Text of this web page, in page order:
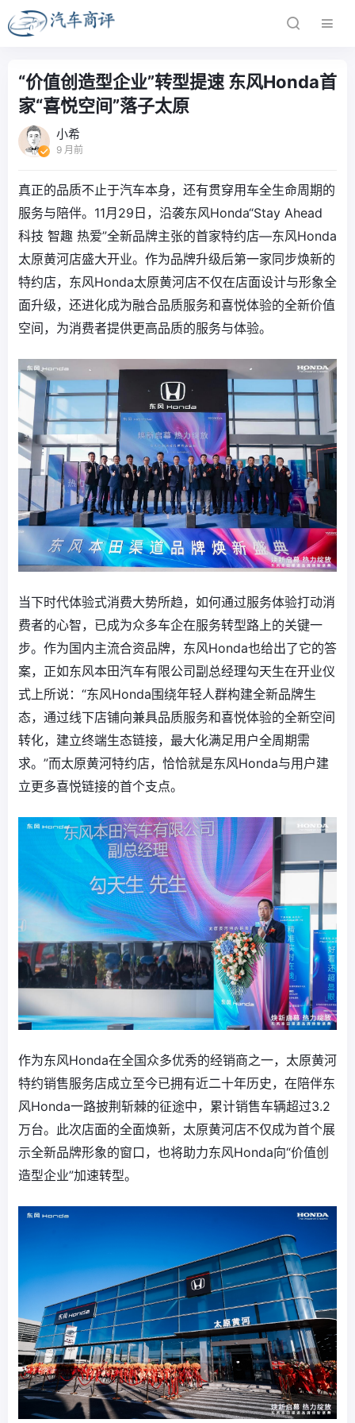
“价值创造型企业”转型提速 东风Honda首
家“喜悦空间”落子太原
小希
9 月前
真正的品质不止于汽车本身，还有贯穿用车全生命周期的
服务与陪伴。11月29日，沿袭东风Honda“Stay Ahead
科技 智趣 热爱”全新品牌主张的首家特约店—东风Honda
太原黄河店盛大开业。作为品牌升级后第一家同步焕新的
特约店，东风Honda太原黄河店不仅在店面设计与形象全
面升级，还进化成为融合品质服务和喜悦体验的全新价值
空间，为消费者提供更高品质的服务与体验。
当下时代体验式消费大势所趋，如何通过服务体验打动消
费者的心智，已成为众多车企在服务转型路上的关键一
步。作为国内主流合资品牌，东风Honda也给出了它的答
案，正如东风本田汽车有限公司副总经理勾天生在开业仪
式上所说：“东风Honda围绕年轻人群构建全新品牌生
态，通过线下店铺向兼具品质服务和喜悦体验的全新空间
转化，建立终端生态链接，最大化满足用户全周期需
求。”而太原黄河特约店，恰恰就是东风Honda与用户建
立更多喜悦链接的首个支点。
作为东风Honda在全国众多优秀的经销商之一，太原黄河
特约销售服务店成立至今已拥有近二十年历史，在陪伴东
风Honda一路披荆斩棘的征途中，累计销售车辆超过3.2
万台。此次店面的全面焕新，太原黄河店不仅成为首个展
示全新品牌形象的窗口，也将助力东风Honda向“价值创
造型企业”加速转型。